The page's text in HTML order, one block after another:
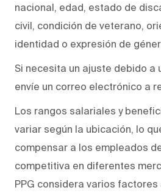
nacional, edad, estado de
civil, condición de veterano,
identidad o expresión de
Si necesita un ajuste debido a
envíe un correo electrónico a
Los rangos salariales y
variar según la ubicación, lo
compensar a los empleados
competitiva en diferentes
PPG considera varios